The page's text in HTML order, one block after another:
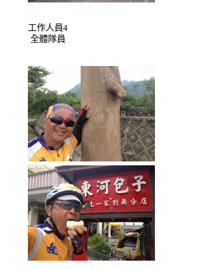
工作人員4
全體隊員